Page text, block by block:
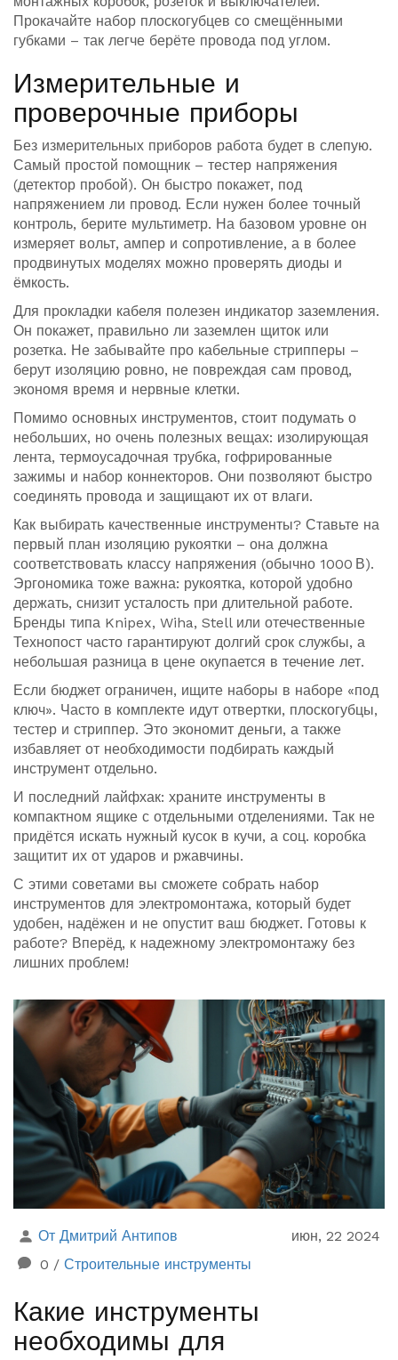
Прокачайте набор плоскогубцев со смещёнными
губками – так легче берёте провода под углом.
Измерительные и
проверочные приборы
Без измерительных приборов работа будет в слепую.
Самый простой помощник – тестер напряжения
(детектор пробой). Он быстро покажет, под
напряжением ли провод. Если нужен более точный
контроль, берите мультиметр. На базовом уровне он
измеряет вольт, ампер и сопротивление, а в более
продвинутых моделях можно проверять диоды и
ёмкость.
Для прокладки кабеля полезен индикатор заземления.
Он покажет, правильно ли заземлен щиток или
розетка. Не забывайте про кабельные стрипперы –
берут изоляцию ровно, не повреждая сам провод,
экономя время и нервные клетки.
Помимо основных инструментов, стоит подумать о
небольших, но очень полезных вещах: изолирующая
лента, термоусадочная трубка, гофрированные
зажимы и набор коннекторов. Они позволяют быстро
соединять провода и защищают их от влаги.
Как выбирать качественные инструменты? Ставьте на
первый план изоляцию рукоятки – она должна
соответствовать классу напряжения (обычно 1000 В).
Эргономика тоже важна: рукоятка, которой удобно
держать, снизит усталость при длительной работе.
Бренды типа Knipex, Wiha, Stell или отечественные
Технопост часто гарантируют долгий срок службы, а
небольшая разница в цене окупается в течение лет.
Если бюджет ограничен, ищите наборы в наборе «под
ключ». Часто в комплекте идут отвертки, плоскогубцы,
тестер и стриппер. Это экономит деньги, а также
избавляет от необходимости подбирать каждый
инструмент отдельно.
И последний лайфхак: храните инструменты в
компактном ящике с отдельными отделениями. Так не
придётся искать нужный кусок в кучи, а соц. коробка
защитит их от ударов и ржавчины.
С этими советами вы сможете собрать набор
инструментов для электромонтажа, который будет
удобен, надёжен и не опустит ваш бюджет. Готовы к
работе? Вперёд, к надежному электромонтажу без
лишних проблем!
От Дмитрий Антипов
июн, 22 2024
0 / Строительные инструменты
Какие инструменты
необходимы для